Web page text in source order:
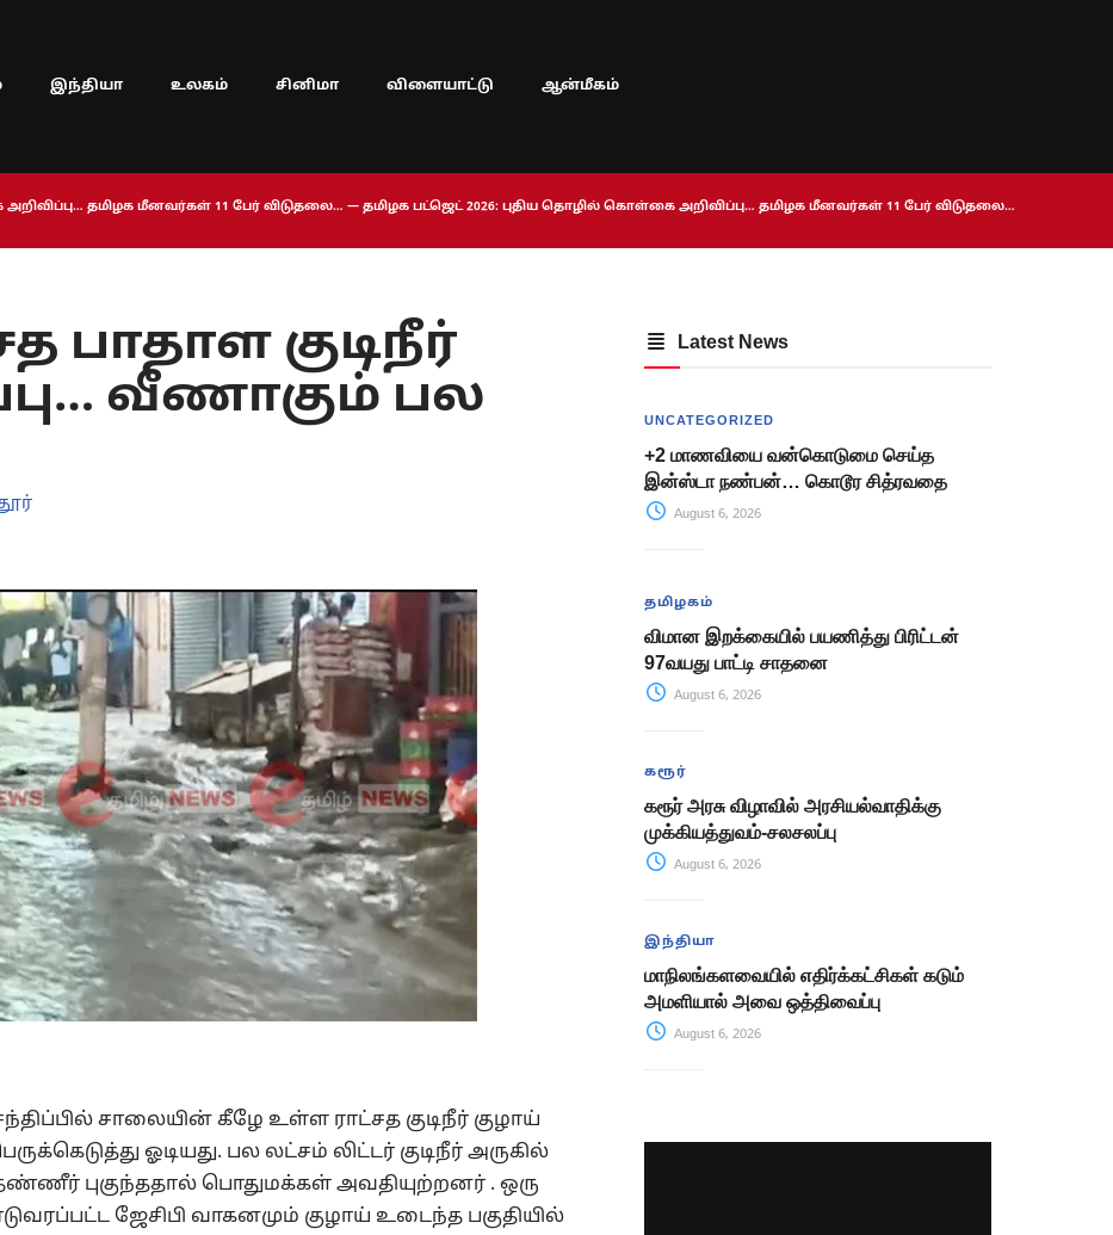
இந்தியா உலகம் சினிமா விளையாட்டு ஆன்மீகம்
தமிழக மீனவர்கள் 11 பேர் விடுதலை… — தமிழக பட்ஜெட் 2026: புதிய தொழில் கொள்கை அறிவிப்பு… தமிழக மீனவர்கள் 11 பேர் விடுதலை…
குடிநீர்
வீணாகும் பல
சாலையின் கீழே உள்ள ராட்சத குடிநீர் குழாய்
ஓடியது. பல லட்சம் லிட்டர் குடிநீர் அருகில்
புகுந்ததால் பொதுமக்கள் அவதியுற்றனர் . ஒரு
ஜேசிபி வாகனமும் குழாய் உடைந்த பகுதியில்
Latest News
UNCATEGORIZED
+2 மாணவியை வன்கொடுமை செய்த
இன்ஸ்டா நண்பன்… கொடூர சித்ரவதை
August 6, 2026
தமிழகம்
விமான இறக்கையில் பயணித்து பிரிட்டன்
97வயது பாட்டி சாதனை
August 6, 2026
கரூர்
கரூர் அரசு விழாவில் அரசியல்வாதிக்கு
முக்கியத்துவம்-சலசலப்பு
August 6, 2026
இந்தியா
மாநிலங்களவையில் எதிர்க்கட்சிகள் கடும்
அமளியால் அவை ஒத்திவைப்பு
August 6, 2026